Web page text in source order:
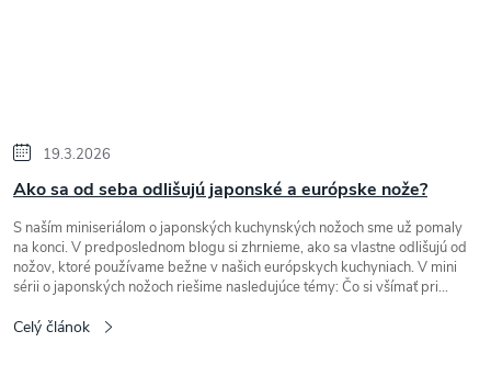
19.3.2026
Ako sa od seba odlišujú japonské a európske nože?
S naším miniseriálom o japonských kuchynských nožoch sme už pomaly
na konci. V predposlednom blogu si zhrnieme, ako sa vlastne odlišujú od
nožov, ktoré používame bežne v našich európskych kuchyniach. V mini
sérii o japonských nožoch riešime nasledujúce témy: Čo si všímať pri...
Celý článok